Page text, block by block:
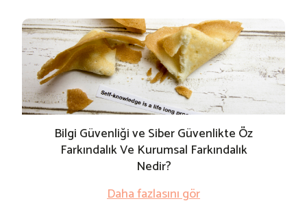
Bilgi Güvenliği ve Siber Güvenlikte Öz
Farkındalık Ve Kurumsal Farkındalık
Nedir?
Daha fazlasını gör